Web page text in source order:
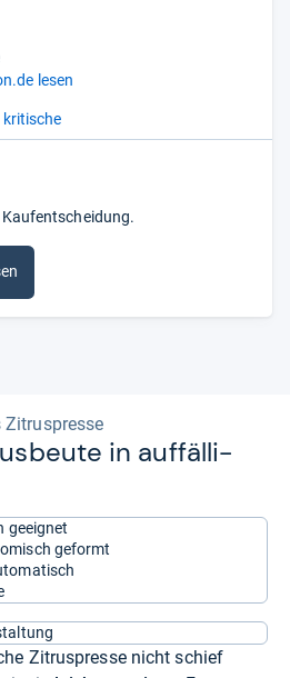
lesen
kritische
Kaufentscheidung.
Zitruspresse
in auf­fäl­li­
geeignet
geformt
Zitruspresse nicht schief